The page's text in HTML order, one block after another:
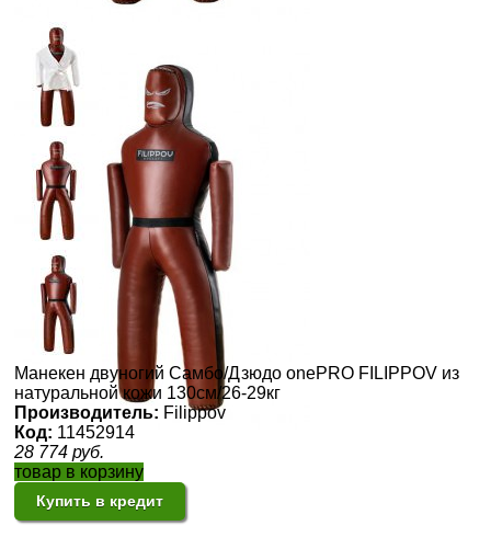
Манекен двуногий Самбо/Дзюдо onePRO FILIPPOV из
натуральной кожи 130см/26-29кг
Производитель: Filippov
Код: 11452914
28 774 руб.
товар в корзину
Купить в кредит